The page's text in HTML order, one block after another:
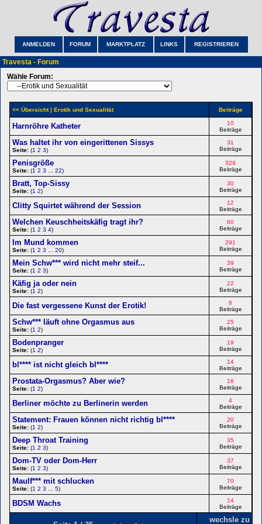
ANMELDEN FORUM MARKTPLATZ LINKS REGISTRIEREN
Travesta - Forum
Wähle Forum:
<< Übersicht| Erotik und Sexualität Beiträge
Harnröhre Katheter
10
Beiträge
Was haltet ihr von eingerittenen Sissys
Seite: (1 2 3)
31
Beiträge
Penisgröße
Seite: (1 2 3 22)
329
Beiträge
Bratt, Top-Sissy
Seite: (1 2)
30
Beiträge
Clitty Squirtet während der Session
12
Beiträge
Welchen Keuschheitskäfig tragt ihr?
Seite: (1 2 3 4)
60
Beiträge
Im Mund kommen
Seite: (1 2 3 20)
291
Beiträge
Mein Schw*** wird nicht mehr steif...
Seite: (1 2 3)
39
Beiträge
Käfig ja oder nein
Seite: (1 2)
22
Beiträge
Die fast vergessene Kunst der Erotik!
6
Beiträge
Schw*** läuft ohne Orgasmus aus
Seite: (1 2)
25
Beiträge
Bodenpranger
Seite: (1 2)
19
Beiträge
bl**** ist nicht gleich bl****
14
Beiträge
Prostata-Orgasmus? Aber wie?
Seite: (1 2)
16
Beiträge
Berliner möchte zu Berlinerin werden
4
Beiträge
Statement: Frauen können nicht richtig bl****
Seite: (1 2)
20
Beiträge
Deep Throat Training
Seite: (1 2 3)
35
Beiträge
Dom-TV oder Dom-Herr
Seite: (1 2 3)
37
Beiträge
Maulf*** mit schlucken
Seite: (1 2 3 5)
70
Beiträge
BDSM Wachs
14
Beiträge
wechsle zu